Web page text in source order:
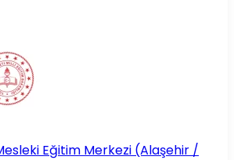
Eğitim Merkezi (Alaşehir /